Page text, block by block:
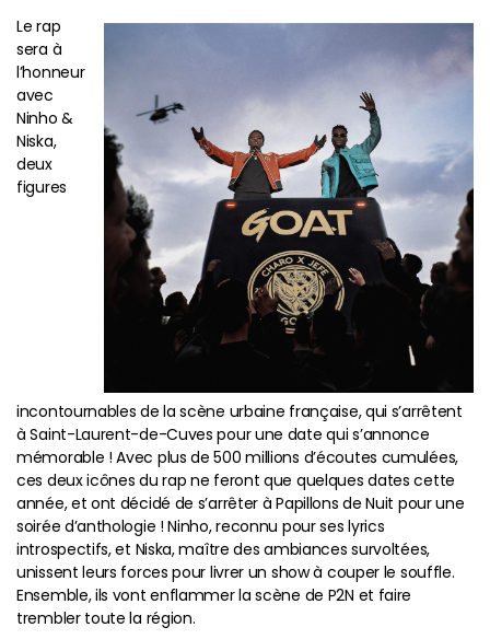
Le rap
sera à
l’honneur
avec
Ninho &
Niska,
deux
figures
incontournables de la scène urbaine française, qui s’arrêtent
à Saint-Laurent-de-Cuves pour une date qui s’annonce
mémorable ! Avec plus de 500 millions d’écoutes cumulées,
ces deux icônes du rap ne feront que quelques dates cette
année, et ont décidé de s’arrêter à Papillons de Nuit pour une
soirée d’anthologie ! Ninho, reconnu pour ses lyrics
introspectifs, et Niska, maître des ambiances survoltées,
unissent leurs forces pour livrer un show à couper le souffle.
Ensemble, ils vont enflammer la scène de P2N et faire
trembler toute la région.